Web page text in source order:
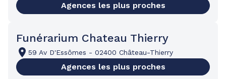
Agences les plus proches
Funérarium Chateau Thierry
59 Av D'Essômes - 02400 Château-Thierry
Agences les plus proches